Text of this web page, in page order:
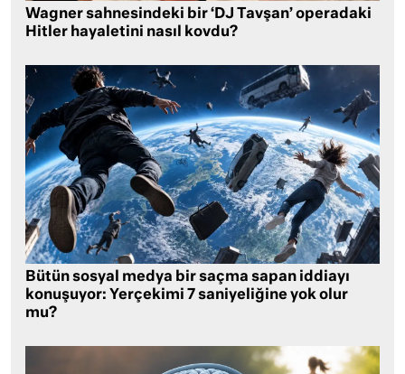
Wagner sahnesindeki bir ‘DJ Tavşan’ operadaki
Hitler hayaletini nasıl kovdu?
Bütün sosyal medya bir saçma sapan iddiayı
konuşuyor: Yerçekimi 7 saniyeliğine yok olur
mu?